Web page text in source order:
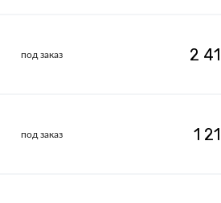
под заказ 2
под заказ 1